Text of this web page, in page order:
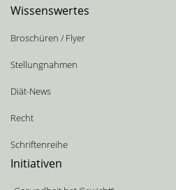
Wissenswertes
Broschüren / Flyer
Stellungnahmen
Diät-News
Recht
Schriftenreihe
Initiativen